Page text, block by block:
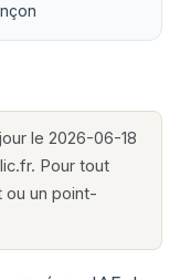
le 2026-06-18
Pour tout
ou un point-